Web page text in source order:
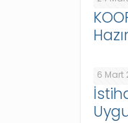
6 Mart